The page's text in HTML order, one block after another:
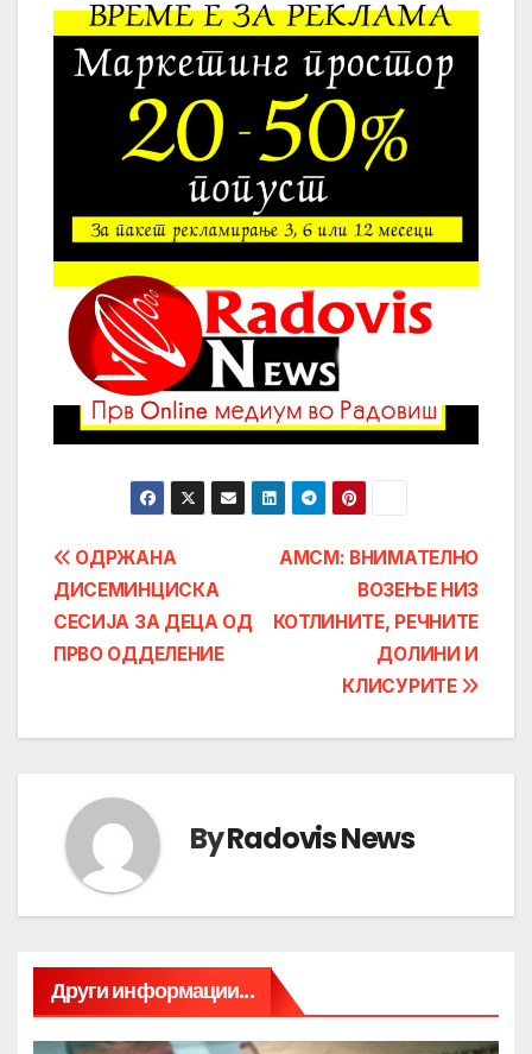
Post
navigation
АМСМ: ВНИМАТЕЛНО
ВОЗЕЊЕ НИЗ
КОТЛИНИТЕ, РЕЧНИТЕ
ДОЛИНИ И
КЛИСУРИТЕ
ОДРЖАНА
ДИСЕМИНЦИСКА
СЕСИЈА ЗА ДЕЦА ОД
ПРВО ОДДЕЛЕНИЕ
ByRadovis News
Други информации...